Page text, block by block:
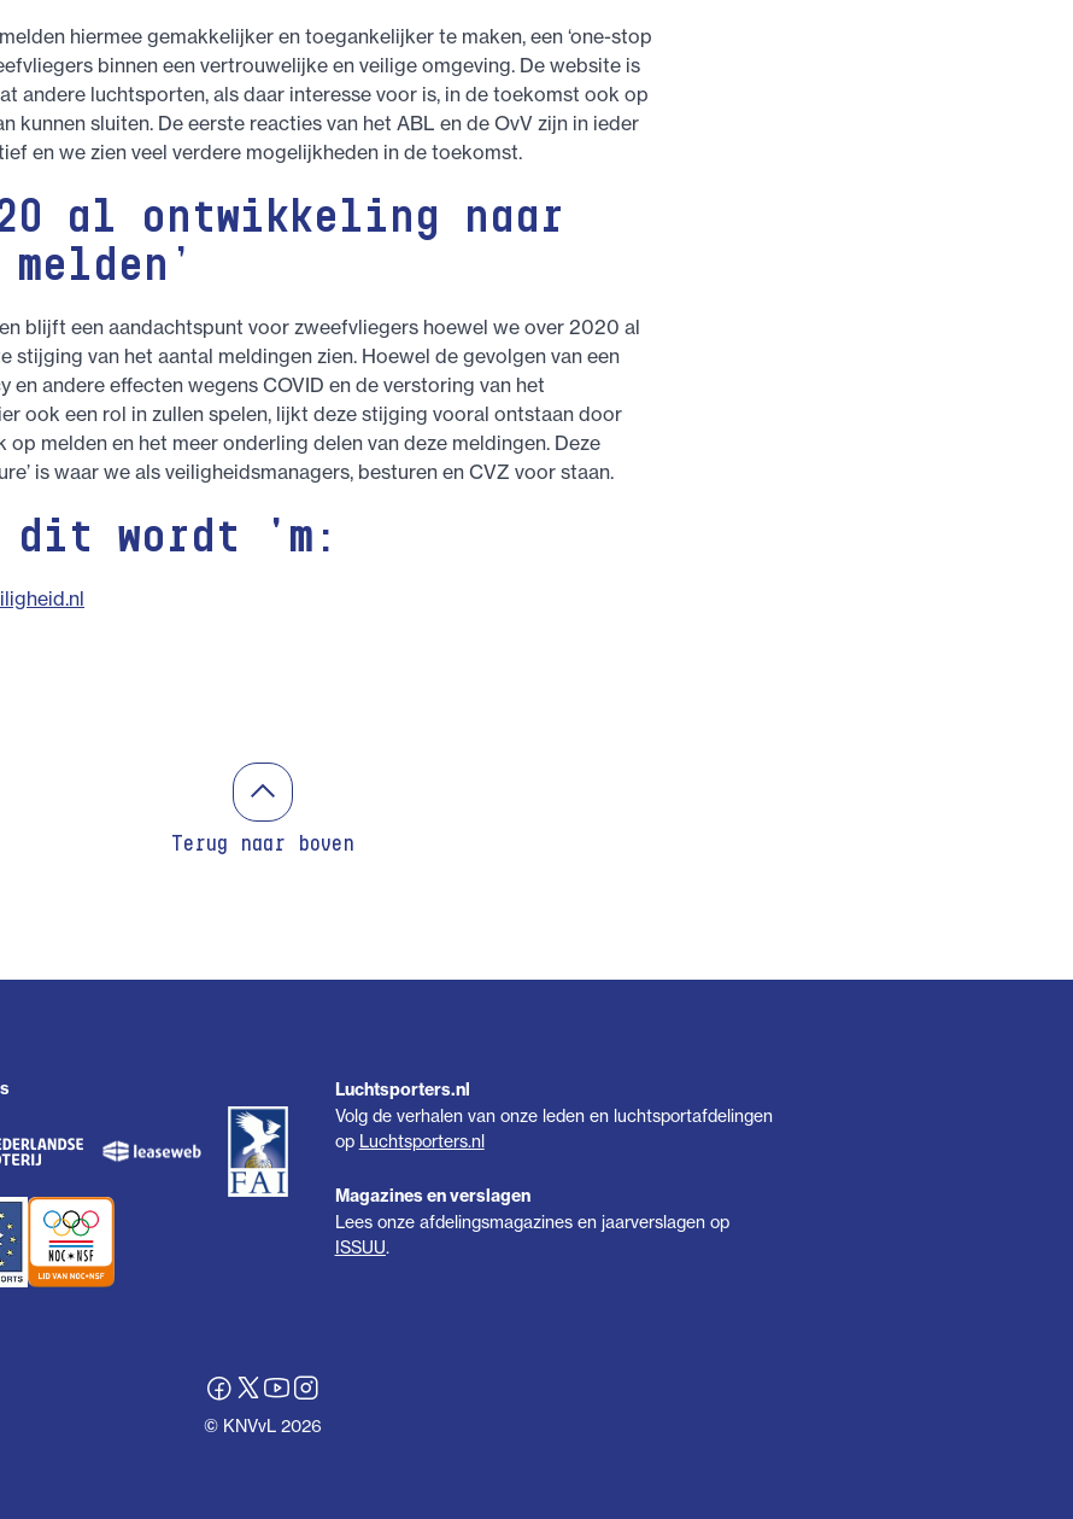
hiermee gemakkelijker en toegankelijker te maken, een ‘one-stop
binnen een vertrouwelijke en veilige omgeving. De website is
andere luchtsporten, als daar interesse voor is, in de toekomst ook op
kunnen sluiten. De eerste reacties van het ABL en de OvV zijn in ieder
en we zien veel verdere mogelijkheden in de toekomst.
al ontwikkeling naar
melden’
blijft een aandachtspunt voor zweefvliegers hoewel we over 2020 al
stijging van het aantal meldingen zien. Hoewel de gevolgen van een
en andere effecten wegens COVID en de verstoring van het
ook een rol in zullen spelen, lijkt deze stijging vooral ontstaan door
op melden en het meer onderling delen van deze meldingen. Deze
is waar we als veiligheidsmanagers, besturen en CVZ voor staan.
dit wordt 'm:
Terug naar boven
Luchtsporters.nl
Volg de verhalen van onze leden en luchtsportafdelingen
op Luchtsporters.nl
Magazines en verslagen
Lees onze afdelingsmagazines en jaarverslagen op
ISSUU.
© KNVvL 2026